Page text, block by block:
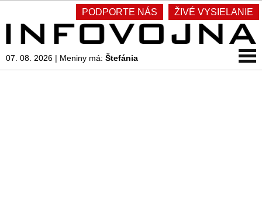
PODPORTE NÁS ŽIVÉ VYSIELANIE
07. 08. 2026 | Meniny má: Štefánia